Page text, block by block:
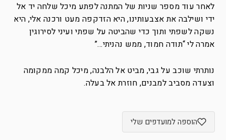
לאחר עוד מספר שניות של המתנה לפתע מיכל שלחה יד אל
ידי ושילבה את אצבעותינו, היא הזדקפה מעט ורכנה אלי, היא
נשקה לשפתי ותוך כדי שהביטה על שפתי ועיני לסירוגין
אמרה לי “תודה חמוד, ממש נהניתי…”
נותרתי שוכב על גבי, מביט אל הלבנה, מיכל קמה ממקומה
וצעדה מסביב למבנים, חוזרת אל בעלה.
הוספה למועדפים שלי